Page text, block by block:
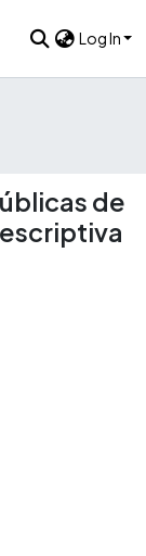
Log In
de